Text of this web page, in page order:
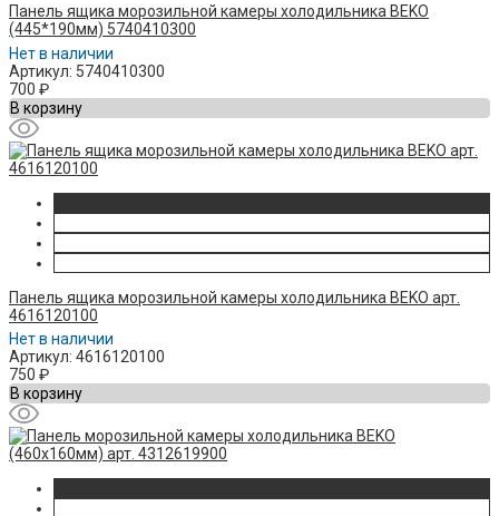
Панель ящика морозильной камеры холодильника BEKO
(445*190мм) 5740410300
Нет в наличии
Артикул: 5740410300
700 ₽
В корзину
Панель ящика морозильной камеры холодильника BEKO арт.
4616120100
Нет в наличии
Артикул: 4616120100
750 ₽
В корзину